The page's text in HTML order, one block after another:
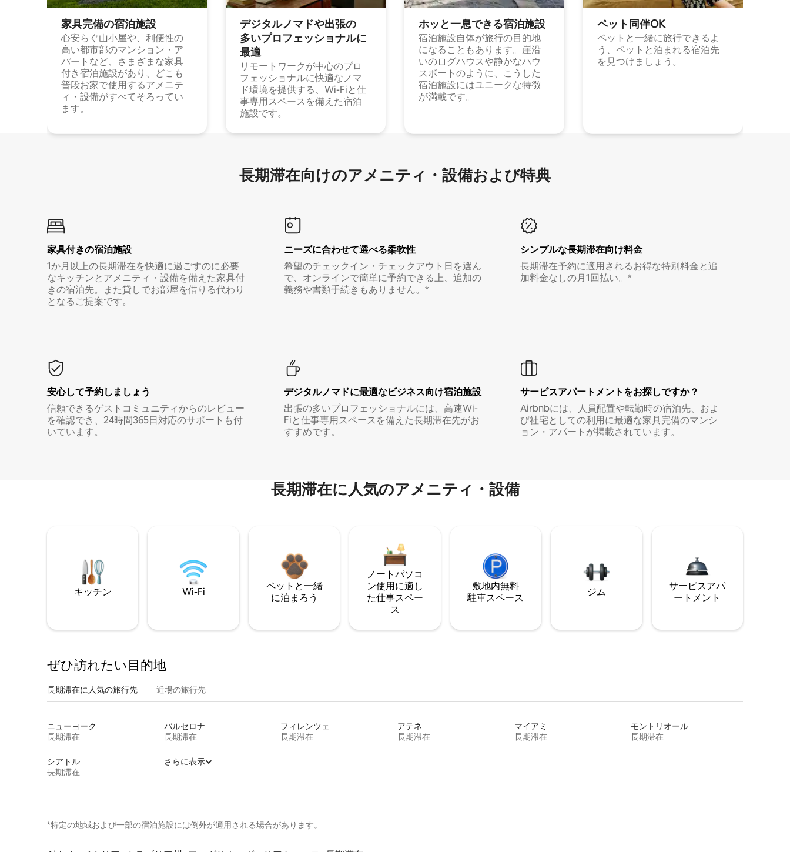
家具完備の宿⁠泊⁠施⁠設
心安らぐ山小屋や、利便性の
高い都市部のマンション・ア
パートなど、さまざまな家具
付き宿泊施設があり、どこも
普段お家で使用するアメニテ
ィ・設備がすべてそろってい
ます。
デジタルノマドや出⁠張⁠の
多⁠いプ⁠ロ⁠フ⁠ェ⁠ッ⁠シ⁠ョ⁠ナ⁠ル⁠に
最⁠適
リモートワークが中心のプロ
フェッショナルに快適なノマ
ド環境を提供する、Wi-Fiと仕
事専用スペースを備えた宿泊
施設です。
ホッと一⁠息⁠で⁠き⁠る宿⁠泊施⁠設
宿泊施設自体が旅行の目的地
になることもあります。崖沿
いのログハウスや静かなハウ
スボートのように、こうした
宿泊施設にはユニークな特徴
が満載です。
ペット同⁠伴OK
ペットと一緒に旅行できるよ
う、ペットと泊まれる宿泊先
を見つけましょう。
長期滞在向け⁠のア⁠メ⁠ニ⁠テ⁠ィ⁠・設⁠備⁠および特⁠典
家具付き⁠の宿⁠泊⁠施⁠設
1か月以上の長期滞在を快適に過ごすのに必要
なキッチンとアメニティ・設備を備えた家具付
きの宿泊先。また貸しでお部屋を借りる代わり
となるご提案です。
ニーズに合わせて選べる柔軟性
希望のチェックイン・チェックアウト日を選ん
で、オンラインで簡単に予約できる上、追加の
義務や書類手続きもありません。*
シンプルな長期滞在向け料金
長期滞在予約に適用されるお得な特別料金と追
加料金なしの月1回払い。*
安心して予約しましょう
信頼できるゲストコミュニティからのレビュー
を確認でき、24時間365日対応のサポートも付
いています。
デジタルノマド⁠に最⁠適⁠なビ⁠ジ⁠ネ⁠ス⁠向⁠け宿⁠泊⁠施⁠設
出張の多いプロフェッショナルには、高速Wi-
Fiと仕事専用スペースを備えた長期滞在先がお
すすめです。
サービスアパートメントをお探しですか？
Airbnbには、人員配置や転勤時の宿泊先、およ
び社宅としての利用に最適な家具完備のマンシ
ョン・アパートが掲載されています。
長期滞在に人気のアメニティ・設備
キッチン Wi-Fi
ペットと一緒
に泊まろう
ノートパソコ
ン使用に適し
た仕事スペー
ス
敷地内無料
駐⁠車ス⁠ペ⁠ー⁠ス
ジム
サービスアパ
ートメント
ぜひ訪⁠れ⁠た⁠い目⁠的⁠地
長期滞在に人気の旅行先 近場の旅行先
ニューヨーク
長期滞在
バルセロナ
長期滞在
フィレンツェ
長期滞在
アテネ
長期滞在
マイアミ
長期滞在
モントリオール
長期滞在
シアトル
長期滞在
さらに表示
*特定の地域および一部の宿泊施設には例外が適用される場合があります。